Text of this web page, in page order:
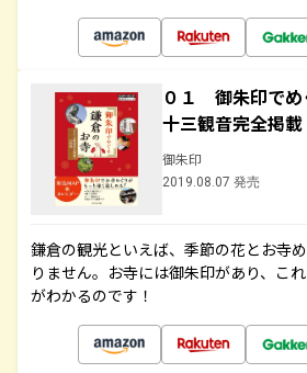
０１ 御朱印で
十三観音完全掲
御朱印
2019.08.07 発売
鎌倉の観光といえば、季節の花とお寺
りません。お寺には御朱印があり、こ
がわかるのです！